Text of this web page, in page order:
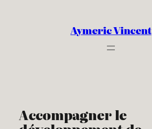
Aymeric Vincent
Accompagner le